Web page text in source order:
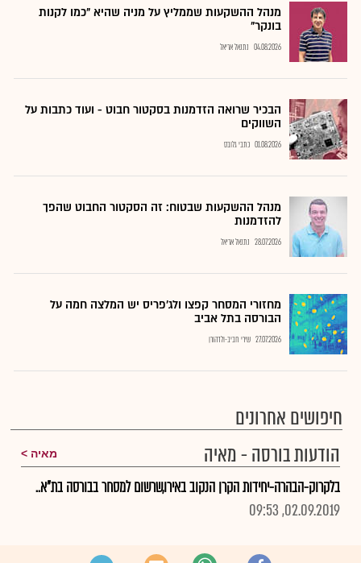
מנהל ההשקעות שממליץ על מניה שהיא "כמו לקנות
בונקר"
04.08.2026 נתנאל אריאל
הבכיר שרואה הזדמנות בסקטור חבוט - ועוד כתבות על
השווקים
01.08.2026 כתבי גלובס
מנהל ההשקעות שבטוח: זה הסקטור החבוט שהפך
להזדמנות
28.07.2026 נתנאל אריאל
מחזורי המסחר קפצו ולג'פריס יש המלצה חמה על
הבורסה בתל אביב
27.07.2026 שירי חביב-ולדהורן
חיפושים אחרונים
הודעות בורסה - מאיה
מאיה
בלקרוק-הבהרה-יחידות הקרן הנקוב באירו,שרשום למסחר בבורסה בת"א..
02.09.2019, 09:53